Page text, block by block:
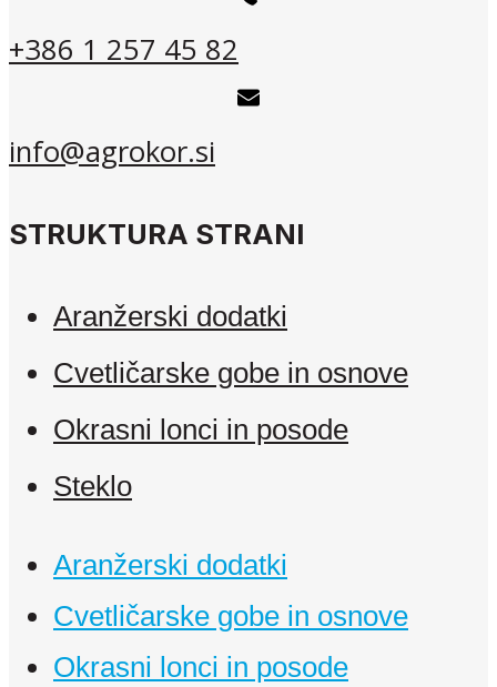
+386 1 257 45 82
info@agrokor.si
STRUKTURA STRANI
Aranžerski dodatki
Cvetličarske gobe in osnove
Okrasni lonci in posode
Steklo
Aranžerski dodatki
Cvetličarske gobe in osnove
Okrasni lonci in posode